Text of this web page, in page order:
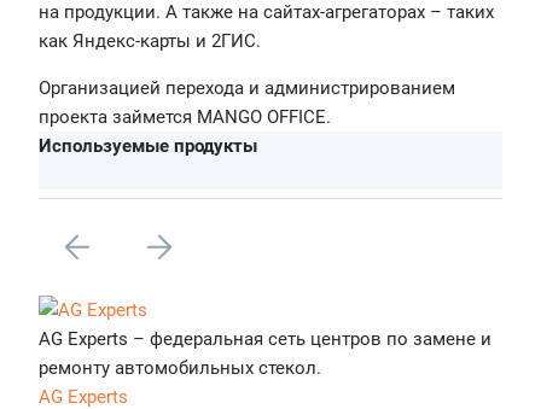
на продукции. А также на сайтах-агрегаторах – таких
как Яндекс-карты и 2ГИС.
Организацией перехода и администрированием
проекта займется MANGO OFFICE.
Используемые продукты
AG Experts – федеральная сеть центров по замене и
ремонту автомобильных стекол.
AG Experts